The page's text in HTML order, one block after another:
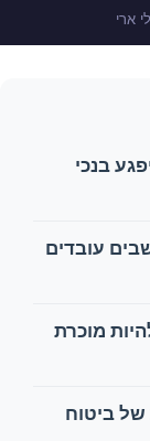
ארי
בנכי
עובדים
מוכרת
של ביטוח